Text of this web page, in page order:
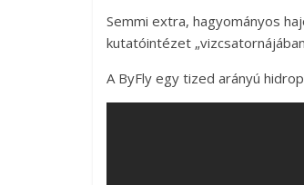
Semmi extra, hagyományos
kutatóintézet
A ByFly egy tized arányú